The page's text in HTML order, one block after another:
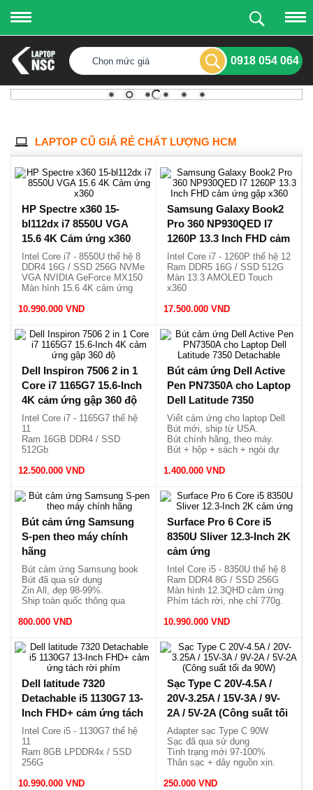
Chọn mức giá 0918 054 064
LAPTOP CŨ GIÁ RẺ CHẤT LƯỢNG HCM
HP Spectre x360 15-
bl112dx i7 8550U VGA
15.6 4K Cảm ứng x360
Intel Core i7 - 8550U thế hệ 8
DDR4 16G / SSD 256G NVMe
VGA NVIDIA GeForce MX150
Màn hình 15.6 4K cảm ứng
10.990.000 VND
Samsung Galaxy Book2
Pro 360 NP930QED I7
1260P 13.3 Inch FHD cảm
ứng gập x360
Intel Core i7 - 1260P thế hệ 12
Ram DDR5 16G / SSD 512G
Màn 13.3 AMOLED Touch
x360
1.04kg.
17.500.000 VND
Dell Inspiron 7506 2 in 1
Core i7 1165G7 15.6-Inch
4K cảm ứng gập 360 độ
Intel Core i7 - 1165G7 thế hệ
11
Ram 16GB DDR4 / SSD
512Gb
Graphics
12.500.000 VND
Bút cảm ứng Dell Active
Pen PN7350A cho Laptop
Dell Latitude 7350
Detachable
Viết cảm ứng cho laptop Dell
Bút mới, ship từ USA.
Bút chính hãng, theo máy.
Bút + hộp + sách + ngòi dự
1.400.000 VND
Bút cảm ứng Samsung
S-pen theo máy chính
hãng
Bút cảm ứng Samsung book
Bút đã qua sử dụng
Zin All, đẹp 98-99%.
Ship toàn quốc thông qua
800.000 VND
Surface Pro 6 Core i5
8350U Sliver 12.3-Inch 2K
cảm ứng
Intel Core i5 - 8350U thế hệ 8
Ram DDR4 8G / SSD 256G
Màn hình 12.3QHD cảm ứng
Phím tách rời, nhẹ chỉ 770g.
10.990.000 VND
Dell latitude 7320
Detachable i5 1130G7 13-
Inch FHD+ cảm ứng tách
rời phím
Intel Core i5 - 1130G7 thế hệ
11
Ram 8GB LPDDR4x / SSD
256G
Bàn phím tách rời, nhẹ
10.990.000 VND
Sạc Type C 20V-4.5A /
20V-3.25A / 15V-3A / 9V-
2A / 5V-2A (Công suất tối
đa 90W)
Adapter sạc Type C 90W
Sạc đã qua sử dụng
Tình trạng mới 97-100%
Thân sạc + dây nguồn xịn.
250.000 VND